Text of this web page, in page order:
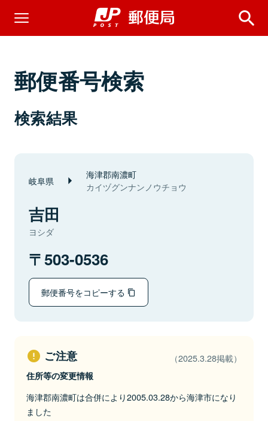
郵便番号検索
検索結果
岐阜県 海津郡南濃町
カイヅグンナンノウチョウ
吉田
ヨシダ
503-0536
郵便番号をコピーする
ご注意 （2025.3.28掲載）
住所等の変更情報
海津郡南濃町は合併により2005.03.28から海津市になり
ました